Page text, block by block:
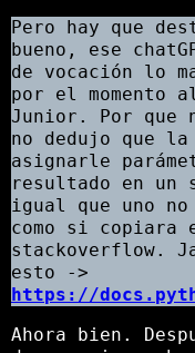
Pero hay que
bueno, ese
de vocación lo
por el momento
Junior. Por que
no dedujo que
asignarle
resultado en un
igual que uno
como si copiara
stackoverflow.
esto ->
https://
Ahora bien.